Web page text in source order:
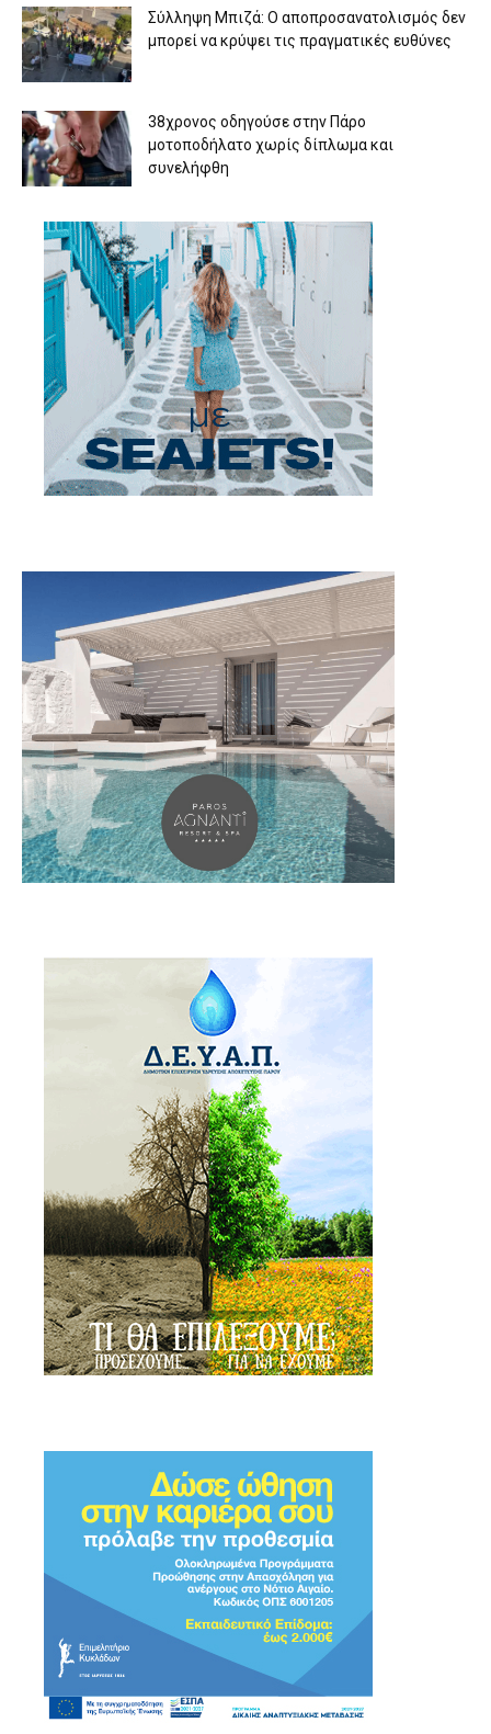
Σύλληψη Μπιζά: Ο αποπροσανατολισμός δεν
μπορεί να κρύψει τις πραγματικές ευθύνες
38χρονος οδηγούσε στην Πάρο
μοτοποδήλατο χωρίς δίπλωμα και
συνελήφθη